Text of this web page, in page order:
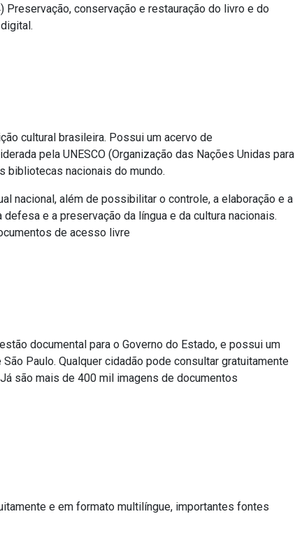
conservação e restauração do livro e do
cultural brasileira. Possui um acervo de
pela UNESCO (Organização das Nações Unidas para
bibliotecas nacionais do mundo.
nacional, além de possibilitar o controle, a elaboração e a
e a preservação da língua e da cultura nacionais.
de acesso livre
documental para o Governo do Estado, e possui um
Paulo. Qualquer cidadão pode consultar gratuitamente
são mais de 400 mil imagens de documentos
e em formato multilíngue, importantes fontes